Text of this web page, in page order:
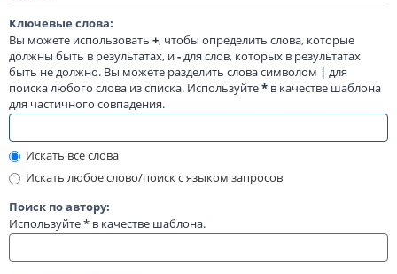
Ключевые слова:
Вы можете использовать +, чтобы определить слова, которые
должны быть в результатах, и- для слов, которых в результатах
быть не должно. Вы можете разделить слова символом | для
поиска любого слова из списка. Используйте* в качестве шаблона
для частичного совпадения.
Искать все слова
Искать любое слово/поиск с языком запросов
Поиск по автору:
Используйте * в качестве шаблона.